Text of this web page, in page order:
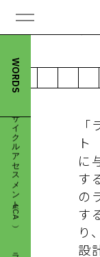
WORDS
ライフサイクルアセスメント（LCA）
ト
に
す
の
す
り
設